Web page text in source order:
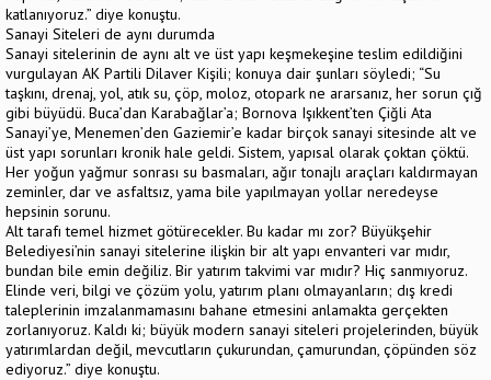
katlanıyoruz.” diye konuştu.
Sanayi Siteleri de aynı durumda
Sanayi sitelerinin de aynı alt ve üst yapı keşmekeşine teslim edildiğini
vurgulayan AK Partili Dilaver Kişili; konuya dair şunları söyledi; “Su
taşkını, drenaj, yol, atık su, çöp, moloz, otopark ne ararsanız, her sorun çığ
gibi büyüdü. Buca’dan Karabağlar’a; Bornova Işıkkent’ten Çiğli Ata
Sanayi’ye, Menemen’den Gaziemir’e kadar birçok sanayi sitesinde alt ve
üst yapı sorunları kronik hale geldi. Sistem, yapısal olarak çoktan çöktü.
Her yoğun yağmur sonrası su basmaları, ağır tonajlı araçları kaldırmayan
zeminler, dar ve asfaltsız, yama bile yapılmayan yollar neredeyse
hepsinin sorunu.
Alt tarafı temel hizmet götürecekler. Bu kadar mı zor? Büyükşehir
Belediyesi’nin sanayi sitelerine ilişkin bir alt yapı envanteri var mıdır,
bundan bile emin değiliz. Bir yatırım takvimi var mıdır? Hiç sanmıyoruz.
Elinde veri, bilgi ve çözüm yolu, yatırım planı olmayanların; dış kredi
taleplerinin imzalanmamasını bahane etmesini anlamakta gerçekten
zorlanıyoruz. Kaldı ki; büyük modern sanayi siteleri projelerinden, büyük
yatırımlardan değil, mevcutların çukurundan, çamurundan, çöpünden söz
ediyoruz.” diye konuştu.